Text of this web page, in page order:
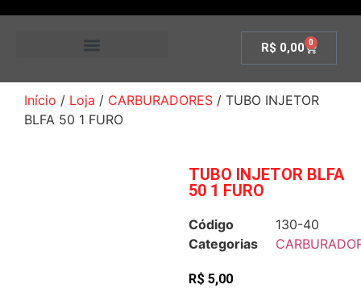
R$ 0,00 0
Início / Loja / CARBURADORES / TUBO INJETOR
BLFA 50 1 FURO
TUBO INJETOR BLFA
50 1 FURO
Código
130-40
Categorias
R$ 5,00